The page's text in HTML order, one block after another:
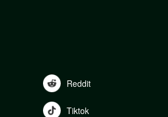
Reddit
Tiktok